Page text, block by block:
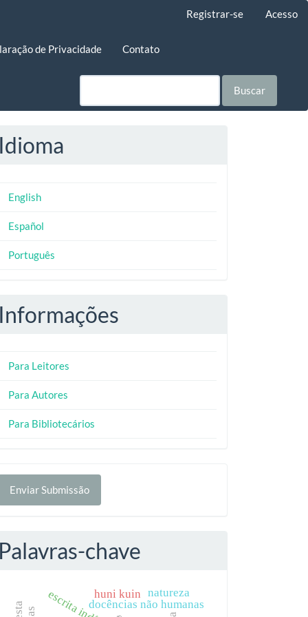
Registrar-se Acesso
de Privacidade Contato
Buscar
Idioma
English
Español
Português
Informações
Para Leitores
Para Autores
Para Bibliotecários
Enviar Submissão
Palavras-chave
docências não humanas
huni kuin natureza